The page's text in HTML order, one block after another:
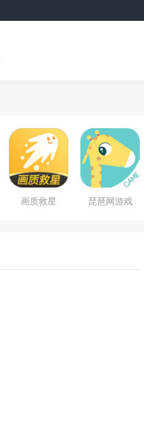
画质救星 琵琶网游戏